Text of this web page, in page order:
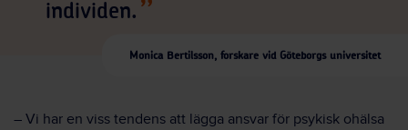
individen.
Monica Bertilsson, forskare vid Göteborgs universitet
– Vi har en viss tendens att lägga ansvar för psykisk ohälsa